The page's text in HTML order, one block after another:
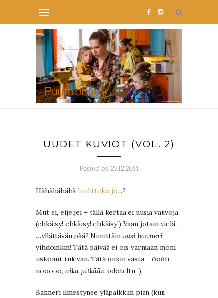
UUDET KUVIOT (VOL. 2)
Posted on 27.12.2014
Hähähähähä luulitteko jo...?
Mut ei, eijeijei – tällä kertaa ei uusia vauvoja
(ehkäisy! ehkäisy! ehkäisy!) Vaan jotain vielä…
…yllättävämpää? Nimittäin uusi banneri,
vihdoinkin! Tätä päivää ei ois varmaan moni
uskonut tulevan. Tätä onkin vasta – öööh –
nooooo, aika pitkään odoteltu :)
Banneri ilmestynee yläpalkkiin pian (kun